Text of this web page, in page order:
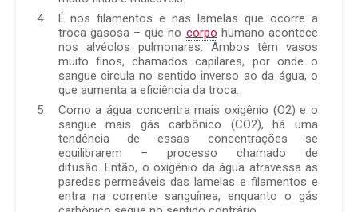
É nos filamentos e nas lamelas que ocorre a
troca gasosa – que no corpo humano acontece
nos alvéolos pulmonares. Ambos têm vasos
muito finos, chamados capilares, por onde o
sangue circula no sentido inverso ao da água, o
que aumenta a eficiência da troca.
Como a água concentra mais oxigênio (O2) e o
sangue mais gás carbônico (CO2), há uma
tendência de essas concentrações se
equilibrarem – processo chamado de
difusão. Então, o oxigênio da água atravessa as
paredes permeáveis das lamelas e filamentos e
entra na corrente sanguínea, enquanto o gás